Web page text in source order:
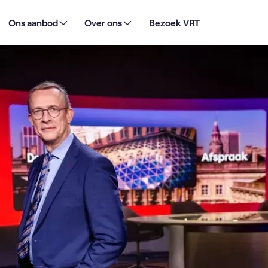
Ons aanbod Over ons Bezoek VRT
met gloednieuwe multifunctionele studio